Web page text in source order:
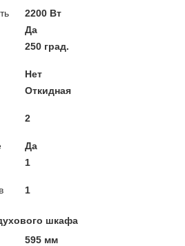
2200 Вт
Да
250 град.
Нет
Откидная
2
Да
1
1
шкафа
595 мм